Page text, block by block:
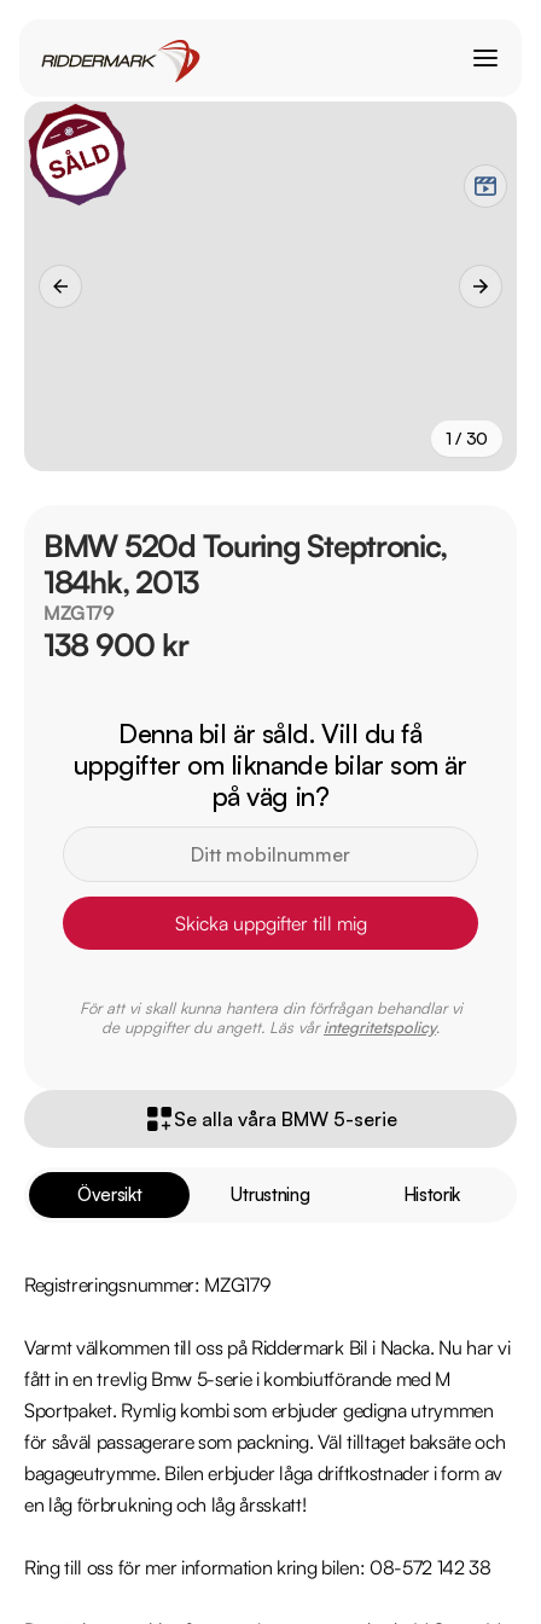
1 / 30
Översikt Utrustning Historik
Registreringsnummer: MZG179
Varmt välkommen till oss på Riddermark Bil i Nacka. Nu har vi
fått in en trevlig Bmw 5-serie i kombiutförande med M
Sportpaket. Rymlig kombi som erbjuder gedigna utrymmen
för såväl passagerare som packning. Väl tilltaget baksäte och
bagageutrymme. Bilen erbjuder låga driftkostnader i form av
en låg förbrukning och låg årsskatt!
Ring till oss för mer information kring bilen: 08-572 142 38
BMW 520d Touring Steptronic,
184hk, 2013
MZG179
138 900 kr
Denna bil är såld. Vill du få
uppgifter om liknande bilar som är
på väg in?
Skicka uppgifter till mig
För att vi skall kunna hantera din förfrågan behandlar vi
de uppgifter du angett. Läs vårintegritetspolicy.
Se alla våra BMW 5-serie